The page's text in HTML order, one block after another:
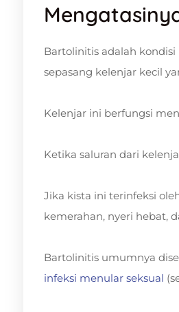
Bartolinitis adalah
sepasang kelenjar kecil
Kelenjar ini berfungsi
Ketika saluran dari
Jika kista ini terinfeksi
kemerahan, nyeri hebat,
Bartolinitis umumnya
infeksi menular seksual